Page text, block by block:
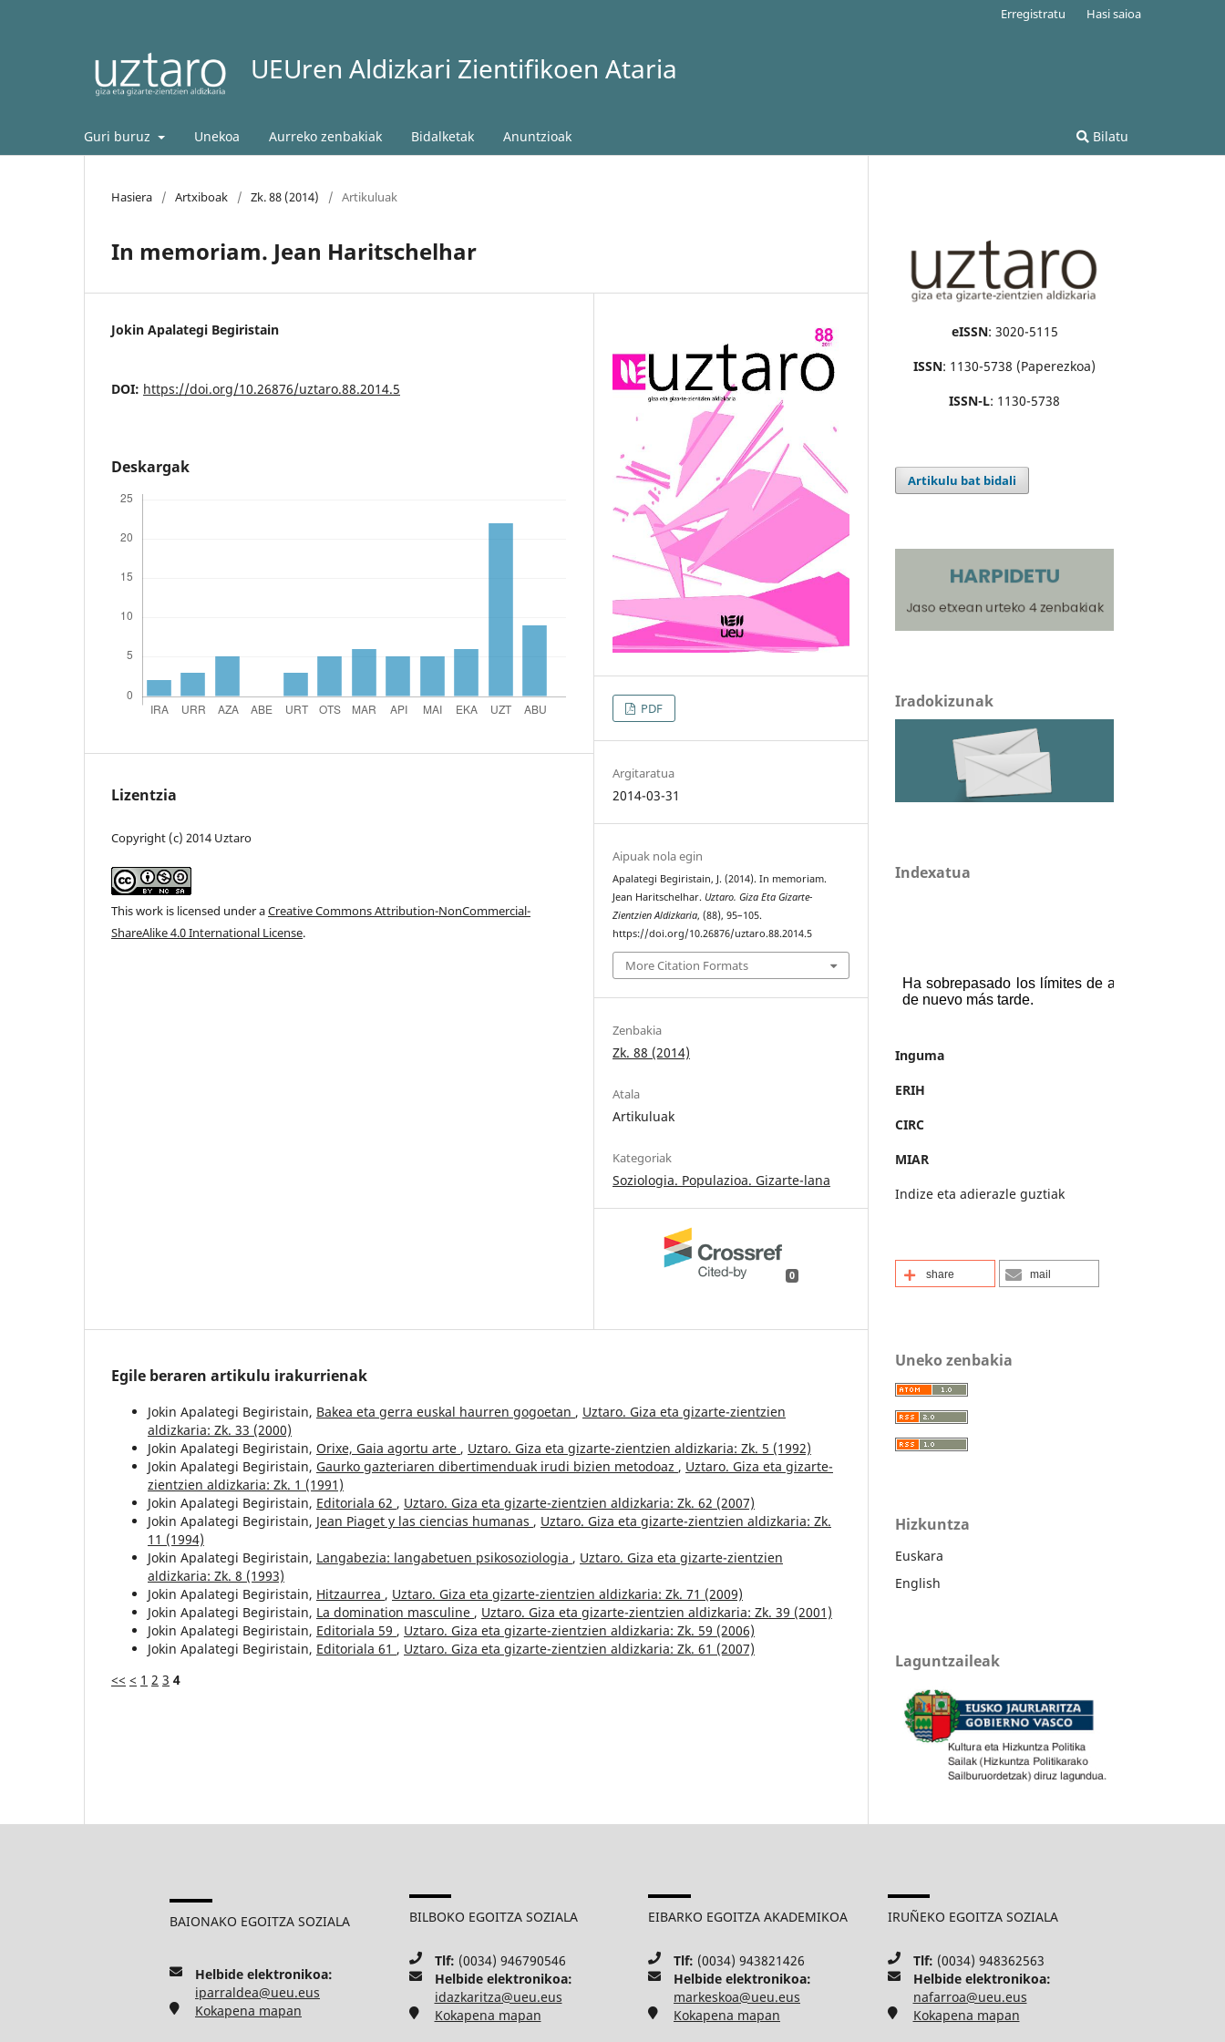
UEUren Aldizkari Zientifikoen Ataria
Guri buruz Unekoa Aurreko zenbakiak Bidalketak Anuntzioak Bilatu
Erregistratu Hasi saioa
Hasiera / Artxiboak / Zk. 88 (2014) / Artikuluak
In memoriam. Jean Haritschelhar
Jokin Apalategi Begiristain
DOI: https://doi.org/10.26876/uztaro.88.2014.5
Deskargak
Lizentzia
Copyright (c) 2014 Uztaro
This work is licensed under aCreative Commons Attribution-NonCommercial-
ShareAlike 4.0 International License.
PDF
Argitaratua
2014-03-31
Aipuak nola egin
Apalategi Begiristain, J. (2014). In memoriam.
Jean Haritschelhar. Uztaro. Giza Eta Gizarte-
Zientzien Aldizkaria, (88), 95–105.
https://doi.org/10.26876/uztaro.88.2014.5
More Citation Formats
Zenbakia
Zk. 88 (2014)
Atala
Artikuluak
Kategoriak
Soziologia. Populazioa. Gizarte-lana
0
Egile beraren artikulu irakurrienak
Jokin Apalategi Begiristain, Bakea eta gerra euskal haurren gogoetan , Uztaro. Giza eta gizarte-zientzien
aldizkaria: Zk. 33 (2000)
Jokin Apalategi Begiristain, Orixe, Gaia agortu arte , Uztaro. Giza eta gizarte-zientzien aldizkaria: Zk. 5 (1992)
Jokin Apalategi Begiristain, Gaurko gazteriaren dibertimenduak irudi bizien metodoaz , Uztaro. Giza eta gizarte-
zientzien aldizkaria: Zk. 1 (1991)
Jokin Apalategi Begiristain, Editoriala 62 , Uztaro. Giza eta gizarte-zientzien aldizkaria: Zk. 62 (2007)
Jokin Apalategi Begiristain, Jean Piaget y las ciencias humanas , Uztaro. Giza eta gizarte-zientzien aldizkaria: Zk.
11 (1994)
Jokin Apalategi Begiristain, Langabezia: langabetuen psikosoziologia , Uztaro. Giza eta gizarte-zientzien
aldizkaria: Zk. 8 (1993)
Jokin Apalategi Begiristain, Hitzaurrea , Uztaro. Giza eta gizarte-zientzien aldizkaria: Zk. 71 (2009)
Jokin Apalategi Begiristain, La domination masculine , Uztaro. Giza eta gizarte-zientzien aldizkaria: Zk. 39 (2001)
Jokin Apalategi Begiristain, Editoriala 59 , Uztaro. Giza eta gizarte-zientzien aldizkaria: Zk. 59 (2006)
Jokin Apalategi Begiristain, Editoriala 61 , Uztaro. Giza eta gizarte-zientzien aldizkaria: Zk. 61 (2007)
<< < 1 2 3 4
eISSN: 3020-5115
ISSN: 1130-5738 (Paperezkoa)
ISSN-L: 1130-5738
Artikulu bat bidali
Iradokizunak
Indexatua
Inguma
ERIH
CIRC
MIAR
Indize eta adierazle guztiak
share mail
Uneko zenbakia
Hizkuntza
Euskara
English
Laguntzaileak
BAIONAKO EGOITZA SOZIALA
Helbide elektronikoa:
iparraldea@ueu.eus
Kokapena mapan
BILBOKO EGOITZA SOZIALA
Tlf: (0034) 946790546
Helbide elektronikoa:
idazkaritza@ueu.eus
Kokapena mapan
EIBARKO EGOITZA AKADEMIKOA
Tlf: (0034) 943821426
Helbide elektronikoa:
markeskoa@ueu.eus
Kokapena mapan
IRUÑEKO EGOITZA SOZIALA
Tlf: (0034) 948362563
Helbide elektronikoa:
nafarroa@ueu.eus
Kokapena mapan